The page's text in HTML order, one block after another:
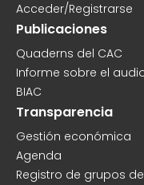
Acceder/Registrarse
Publicaciones
Quaderns del CAC
Informe sobre el
BIAC
Transparencia
Gestión económica
Agenda
Registro de grupos